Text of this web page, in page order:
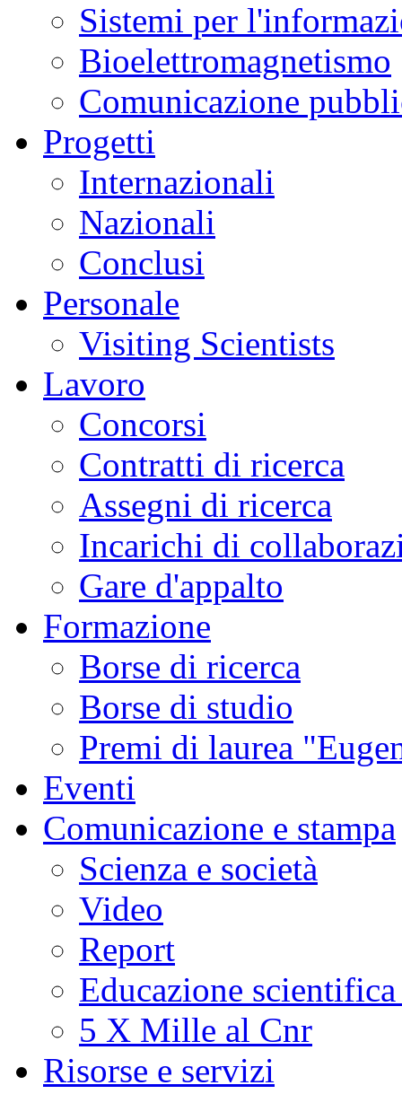
Sistemi per
Bioelettromagnetismo
Comunicazione
Progetti
Internazionali
Nazionali
Conclusi
Personale
Visiting Scientists
Lavoro
Concorsi
Contratti di ricerca
Assegni di ricerca
Incarichi di
Gare d'appalto
Formazione
Borse di ricerca
Borse di studio
Premi di laurea
Eventi
Comunicazione e stampa
Scienza e società
Video
Report
Educazione
5 X Mille al Cnr
Risorse e servizi